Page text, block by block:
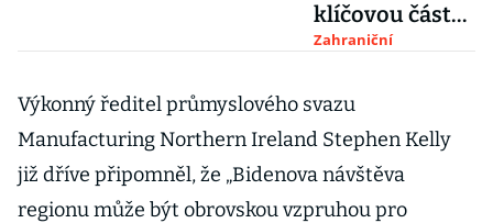
klíčovou část
dohody
ohledně
uspořádání v
Severním
Irsku
Zahraniční
Výkonný ředitel průmyslového svazu
Manufacturing Northern Ireland Stephen Kelly
již dříve připomněl, že „Bidenova návštěva
regionu může být obrovskou vzpruhou pro